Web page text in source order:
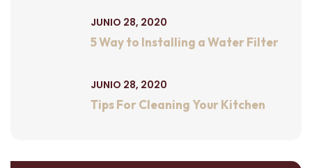
JUNIO 28, 2020
5 Way to Installing a Water Filter
JUNIO 28, 2020
Tips For Cleaning Your Kitchen